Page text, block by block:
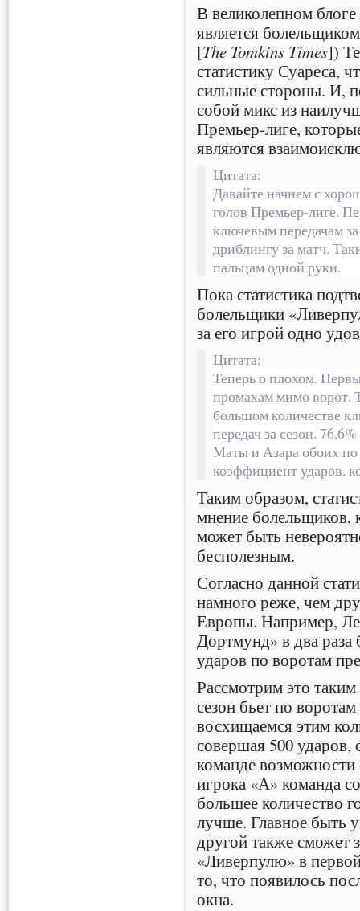
В великолепном блоге
является
[The Tomkins Times])
статистику Суареса,
сильные стороны. И,
собой микс из
Премьер-лиге,
являются
Цитата:
Давайте начнем с
голов Премьер-лиге.
ключевым передачам
дриблингу за матч.
пальцам одной руки.
Пока статистика
болельщики
за его игрой одно
Цитата:
Теперь о плохом.
промахам мимо ворот.
большом количестве
передач за сезон.
Маты и Азара обоих
коэффициент ударов,
Таким образом,
мнение болельщиков,
может быть
бесполезным.
Согласно данной
намного реже, чем
Европы. Например,
Дортмунд» в два раза
ударов по воротам
Рассмотрим это
сезон бьет по
восхищаемся этим
совершая 500
команде возможности
игрока «А» команда
большее количество
лучше. Главное быть
другой также сможет
«Ливерпулю» в
то, что появилось
окна.